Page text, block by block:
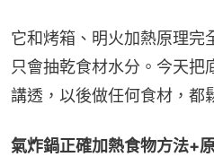
它和烤箱、明火加熱原理完
只會抽乾食材水分。今天把
講透，以後做任何食材，都
氣炸鍋正確加熱食物方法+原